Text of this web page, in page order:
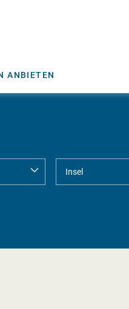
ANBIETEN